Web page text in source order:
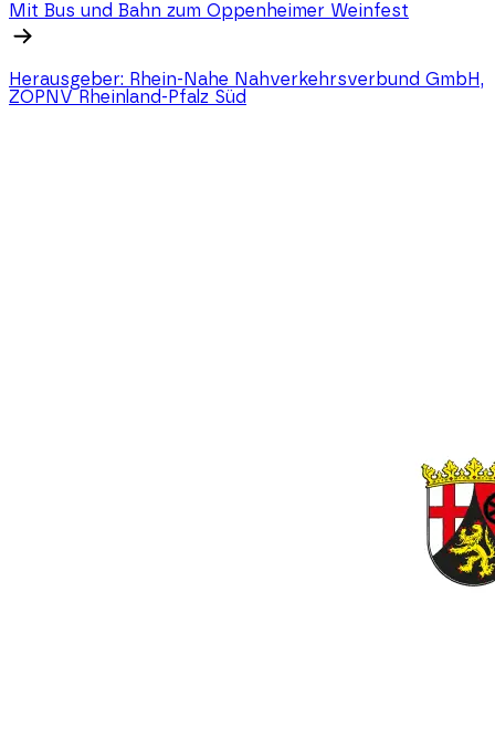
Mit Bus und Bahn zum Oppenheimer Weinfest
Herausgeber: Rhein-Nahe Nahverkehrsverbund GmbH,
ZÖPNV Rheinland-Pfalz Süd